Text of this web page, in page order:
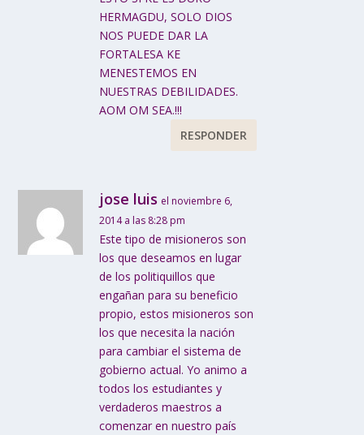
HERMAGDU, SOLO DIOS
NOS PUEDE DAR LA
FORTALESA KE
MENESTEMOS EN
NUESTRAS DEBILIDADES.
AOM OM SEA.!!!
RESPONDER
jose luis el noviembre 6,
2014 a las 8:28 pm
Este tipo de misioneros son
los que deseamos en lugar
de los politiquillos que
engañan para su beneficio
propio, estos misioneros son
los que necesita la nación
para cambiar el sistema de
gobierno actual. Yo animo a
todos los estudiantes y
verdaderos maestros a
comenzar en nuestro país